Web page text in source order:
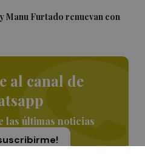
Manu Furtado renuevan con
al canal de
las últimas noticias